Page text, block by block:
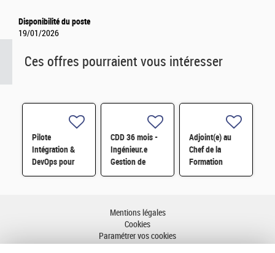
Disponibilité du poste
19/01/2026
Ces offres pourraient vous intéresser
Pilote
Intégration &
DevOps pour
workflows
CDD 36 mois -
Ingénieur.e
Gestion de
configuration et
Exploitation des
Adjoint(e) au
Chef de la
Formation
Locale de
Mentions légales
Cookies
Paramétrer vos cookies